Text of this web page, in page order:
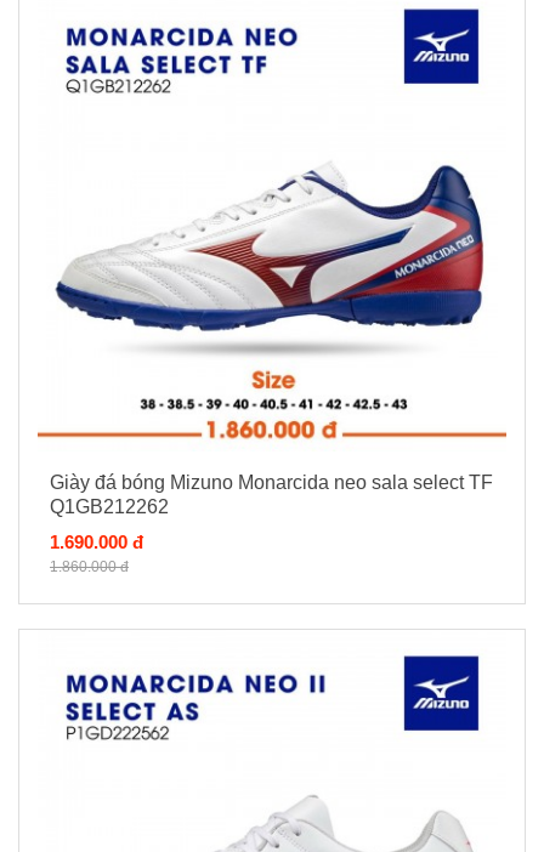
Giày đá bóng Mizuno Monarcida neo sala select TF
Q1GB212262
1.690.000 đ
1.860.000 đ